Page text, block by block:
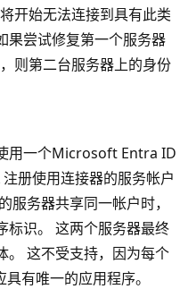
开始无法连接到具有此类
尝试修复第一个服务器
则第二台服务器上的身份
用一个Microsoft Entra ID
册使用连接器的服务帐户
服务器共享同一帐户时，
标识。 这两个服务器最终
。 这不受支持，因为每个
有唯一的应用程序。